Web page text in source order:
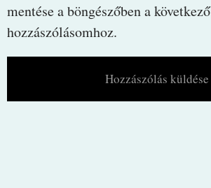
mentése a böngészőben a következő
hozzászólásomhoz.